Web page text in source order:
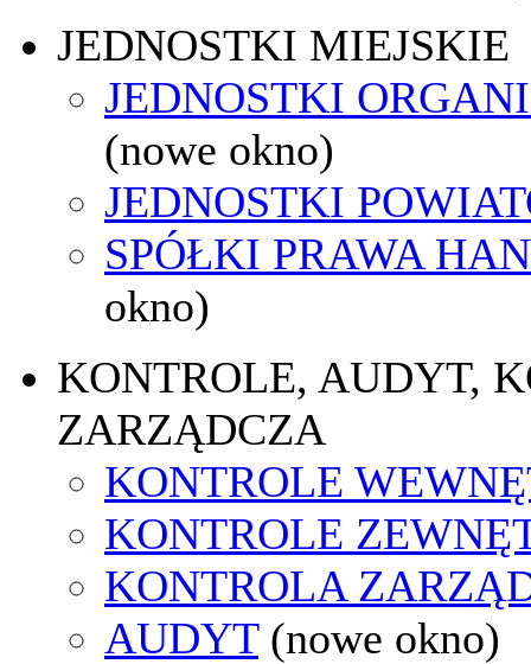
JEDNOSTKI MIEJSKIE
JEDNOSTKI
(nowe okno)
JEDNOSTKI
SPÓŁKI PRAWA
okno)
KONTROLE, AUDYT,
ZARZĄDCZA
KONTROLE
KONTROLE
KONTROLA
AUDYT (nowe okno)